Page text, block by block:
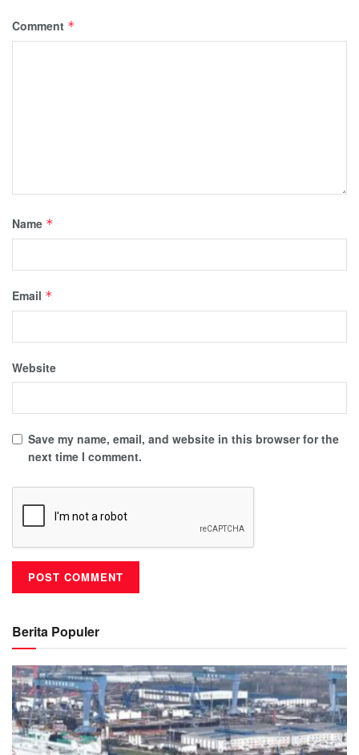
Comment *
Name *
Email *
Website
Save my name, email, and website in this browser for the
next time I comment.
Berita Populer